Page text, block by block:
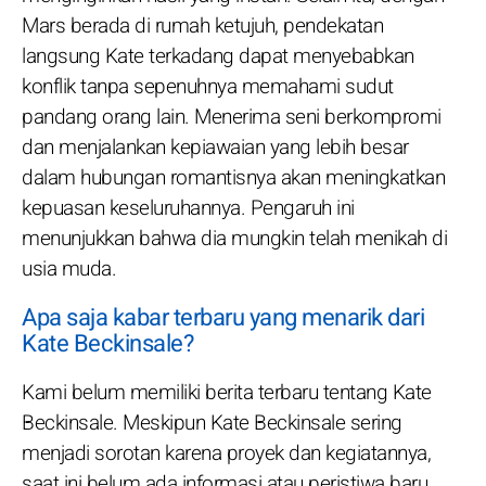
Mars berada di rumah ketujuh, pendekatan
langsung Kate terkadang dapat menyebabkan
konflik tanpa sepenuhnya memahami sudut
pandang orang lain. Menerima seni berkompromi
dan menjalankan kepiawaian yang lebih besar
dalam hubungan romantisnya akan meningkatkan
kepuasan keseluruhannya. Pengaruh ini
menunjukkan bahwa dia mungkin telah menikah di
usia muda.
Apa saja kabar terbaru yang menarik dari
Kate Beckinsale?
Kami belum memiliki berita terbaru tentang Kate
Beckinsale. Meskipun Kate Beckinsale sering
menjadi sorotan karena proyek dan kegiatannya,